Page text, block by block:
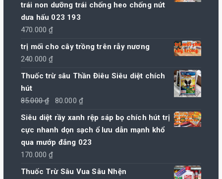
trái non dưỡng trái chống heo chống nứt
dưa hấu 023 193
470.000₫
trị mối cho cây trồng trên rẫy nương
240.000₫
Thuốc trừ sâu Thần Điêu Siêu diệt chích
hút
85.000₫
Giá
gốc
là:
85.000 ₫.
80.000 ₫
hiện
tại
là:
Siêu diệt rầy xanh rệp sáp bọ chích hút trị
cực nhanh dọn sạch ổ lưu dẫn mạnh khổ
qua mướp đắng 023
170.000₫
Thuốc Trừ Sâu Vua Sâu Nhện